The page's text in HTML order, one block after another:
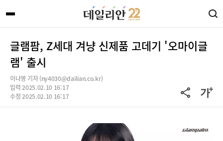
글램팜, Z세대 겨냥 신제품 고데기 '오마이글
램' 출시
이나영 기자 (ny4030@dailian.co.kr)
입력 2025.02.10 16:17
수정 2025.02.10 16:17